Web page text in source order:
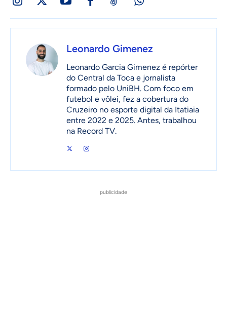
Leonardo Gimenez
Leonardo Garcia Gimenez é repórter
do Central da Toca e jornalista
formado pelo UniBH. Com foco em
futebol e vôlei, fez a cobertura do
Cruzeiro no esporte digital da Itatiaia
entre 2022 e 2025. Antes, trabalhou
na Record TV.
publicidade